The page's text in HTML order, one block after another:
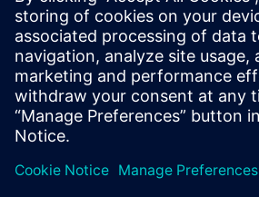
uputstva koja pokreću AI,
i upravljanje znanjem za operatere i
pretrage i vreme do produktivnosti se
smanjuju troš...
Saznajte više